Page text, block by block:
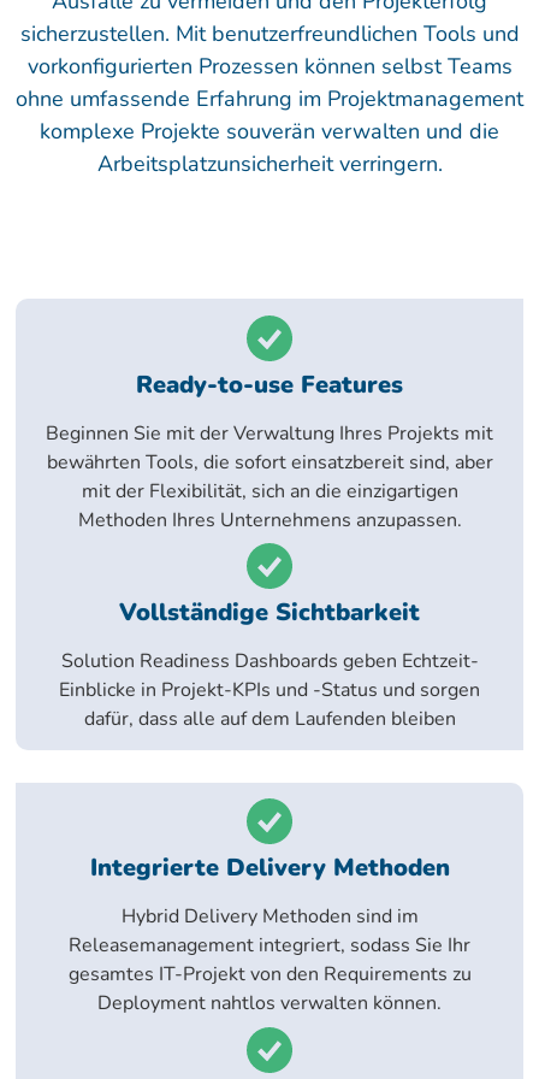
sicherzustellen. Mit benutzerfreundlichen Tools und
vorkonfigurierten Prozessen können selbst Teams
ohne umfassende Erfahrung im Projektmanagement
komplexe Projekte souverän verwalten und die
Arbeitsplatzunsicherheit verringern.
Ready-to-use Features
Beginnen Sie mit der Verwaltung Ihres Projekts mit
bewährten Tools, die sofort einsatzbereit sind, aber
mit der Flexibilität, sich an die einzigartigen
Methoden Ihres Unternehmens anzupassen.
Vollständige Sichtbarkeit
Solution Readiness Dashboards geben Echtzeit-
Einblicke in Projekt-KPIs und -Status und sorgen
dafür, dass alle auf dem Laufenden bleiben
Integrierte Delivery Methoden
Hybrid Delivery Methoden sind im
Releasemanagement integriert, sodass Sie Ihr
gesamtes IT-Projekt von den Requirements zu
Deployment nahtlos verwalten können.